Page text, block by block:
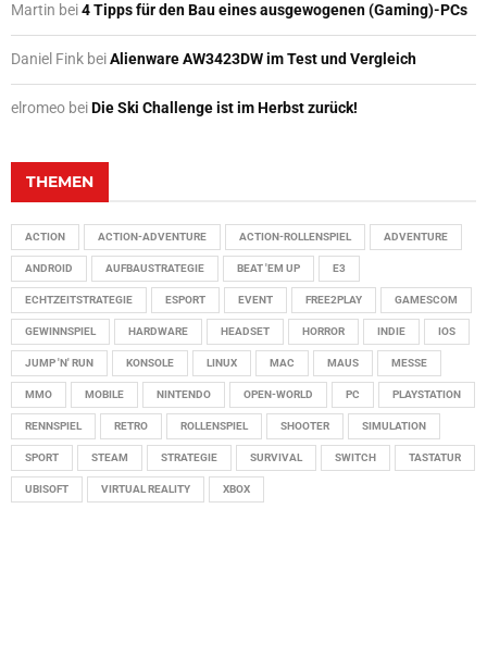
Martin bei4 Tipps für den Bau eines ausgewogenen (Gaming)-PCs
Daniel Fink beiAlienware AW3423DW im Test und Vergleich
elromeo beiDie Ski Challenge ist im Herbst zurück!
THEMEN
ACTION ACTION-ADVENTURE ACTION-ROLLENSPIEL ADVENTURE
ANDROID AUFBAUSTRATEGIE BEAT 'EM UP E3
ECHTZEITSTRATEGIE ESPORT EVENT FREE2PLAY GAMESCOM
GEWINNSPIEL HARDWARE HEADSET HORROR INDIE IOS
JUMP 'N' RUN KONSOLE LINUX MAC MAUS MESSE
MMO MOBILE NINTENDO OPEN-WORLD PC PLAYSTATION
RENNSPIEL RETRO ROLLENSPIEL SHOOTER SIMULATION
SPORT STEAM STRATEGIE SURVIVAL SWITCH TASTATUR
UBISOFT VIRTUAL REALITY XBOX